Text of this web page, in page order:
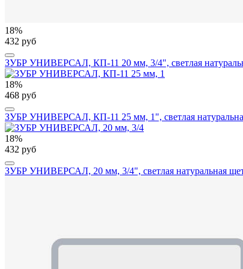
18%
432 руб
ЗУБР УНИВЕРСАЛ, КП-11 20 мм, 3/4", светлая
18%
468 руб
ЗУБР УНИВЕРСАЛ, КП-11 25 мм, 1", светлая натуральная
18%
432 руб
ЗУБР УНИВЕРСАЛ, 20 мм, 3/4", светлая натуральная